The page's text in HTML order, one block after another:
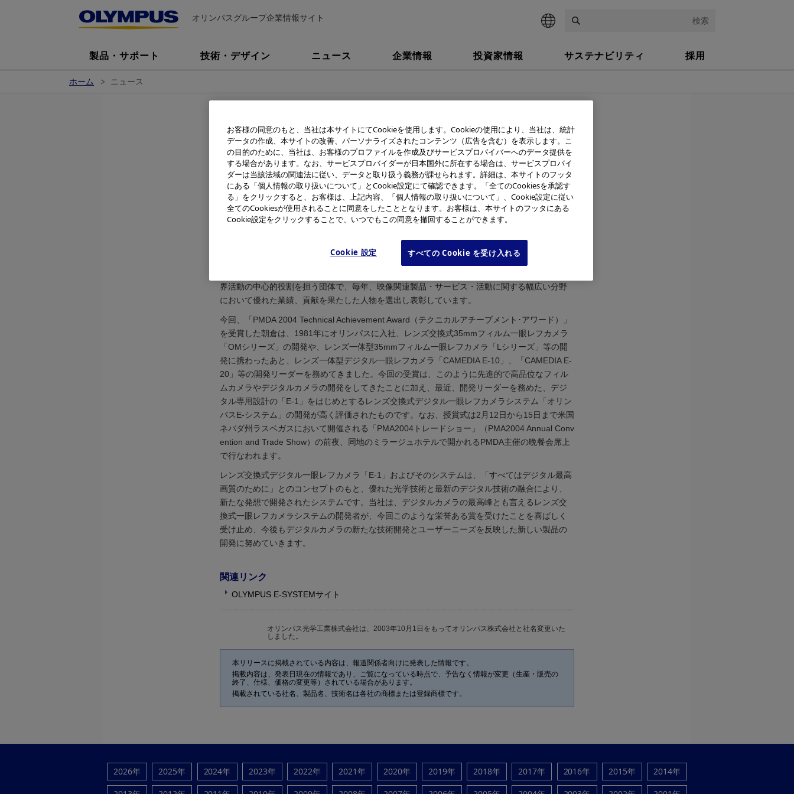
オリンパスグループ企業情報サイト 検索
製品・サポート 技術・デザイン ニュース 企業情報 投資家情報 サステナビリティ 採用
ホーム ニュース
デジタル専用設計のレンズ交換式デジタル一眼レフカメラシステム
「オリンパスE-システム」の開発リーダーが
米国PMDAの「2004 Technical Achievement Award 」を受賞
デジタル専用設計のレンズ交換式デジタル一眼レフカメラシステム「オリンパスE-システム」
の開発リーダーを務めた、オリンパス株式会社 映像システムカンパニー 映像開発本部の朝倉康
夫が、このたび米国PMDA（PhotoImaging Manufacturers and Distributors Association）
の「PMDA 2004 Technical Achievement Award（テクニカルアチーブメント･アワード）」を
界活動の中心的役割を担う団体で、毎年、映像関連製品・サービス・活動に関する幅広い分野
において優れた業績、貢献を果たした人物を選出し表彰しています。
今回、「PMDA 2004 Technical Achievement Award（テクニカルアチーブメント･アワード）」
を受賞した朝倉は、1981年にオリンパスに入社、レンズ交換式35mmフィルム一眼レフカメラ
「OMシリーズ」の開発や、レンズ一体型35mmフィルム一眼レフカメラ「Lシリーズ」等の開
発に携わったあと、レンズ一体型デジタル一眼レフカメラ「CAMEDIA E-10」、「CAMEDIA E-
20」等の開発リーダーを務めてきました。今回の受賞は、このように先進的で高品位なフィル
ムカメラやデジタルカメラの開発をしてきたことに加え、最近、開発リーダーを務めた、デジ
タル専用設計の「E-1」をはじめとするレンズ交換式デジタル一眼レフカメラシステム「オリン
パスE-システム」の開発が高く評価されたものです。なお、授賞式は2月12日から15日まで米国
ネバダ州ラスベガスにおいて開催される「PMA2004トレードショー」（PMA2004 Annual Conv
ention and Trade Show）の前夜、同地のミラージュホテルで開かれるPMDA主催の晩餐会席上
で行なわれます。
レンズ交換式デジタル一眼レフカメラ「E-1」およびそのシステムは、「すべてはデジタル最高
画質のために」とのコンセプトのもと、優れた光学技術と最新のデジタル技術の融合により、
新たな発想で開発されたシステムです。当社は、デジタルカメラの最高峰とも言えるレンズ交
換式一眼レフカメラシステムの開発者が、今回このような栄誉ある賞を受けたことを喜ばしく
受け止め、今後もデジタルカメラの新たな技術開発とユーザーニーズを反映した新しい製品の
開発に努めていきます。
関連リンク
OLYMPUS E-SYSTEMサイト
オリンパス光学工業株式会社は、2003年10月1日をもってオリンパス株式会社と社名変更いた
しました。
本リリースに掲載されている内容は、報道関係者向けに発表した情報です。
掲載内容は、発表日現在の情報であり、ご覧になっている時点で、予告なく情報が変更（生産・販売の
終了、仕様、価格の変更等）されている場合があります。
掲載されている社名、製品名、技術名は各社の商標または登録商標です。
2026年 2025年 2024年 2023年 2022年 2021年 2020年 2019年 2018年 2017年 2016年 2015年
2014年
お客様の同意のもと、当社は本サイトにてCookieを使用します。Cookieの使用により、当社は、統計
データの作成、本サイトの改善、パーソナライズされたコンテンツ（広告を含む）を表示します。こ
の目的のために、当社は、お客様のプロファイルを作成及びサービスプロバイバーへのデータ提供を
する場合があります。なお、サービスプロバイダーが日本国外に所在する場合は、サービスプロバイ
ダーは当該法域の関連法に従い、データと取り扱う義務が課せられます。詳細は、本サイトのフッタ
にある「個人情報の取り扱いについて」とCookie設定にて確認できます。「全てのCookiesを承認す
る」をクリックすると、お客様は、上記内容、「個人情報の取り扱いについて」、Cookie設定に従い
全てのCookiesが使用されることに同意をしたこととなります。お客様は、本サイトのフッタにある
Cookie設定をクリックすることで、いつでもこの同意を撤回することができます。
Cookie 設定 すべての Cookie を受け入れる